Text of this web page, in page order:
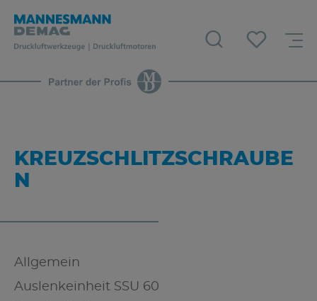
KREUZSCHLITZSCHRAUBE
N
Allgemein
Auslenkeinheit SSU 60